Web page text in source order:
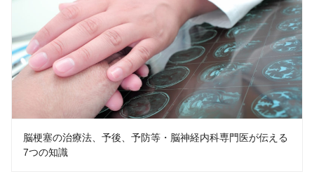
脳梗塞の治療法、予後、予防等・脳神経内科専門医が伝える
7つの知識